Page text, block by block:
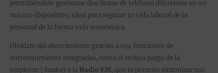
permitiéndote gestionar dos líneas de teléfono diferentes en un
mismo dispositivo, ideal para separar tu vida laboral de la
personal de la forma más económica.
Olvídate del aburrimiento gracias a sus funciones de
entretenimiento integradas, como el mítico juego de la
serpiente (Snake) y la Radio FM, que te permite sintonizar tus